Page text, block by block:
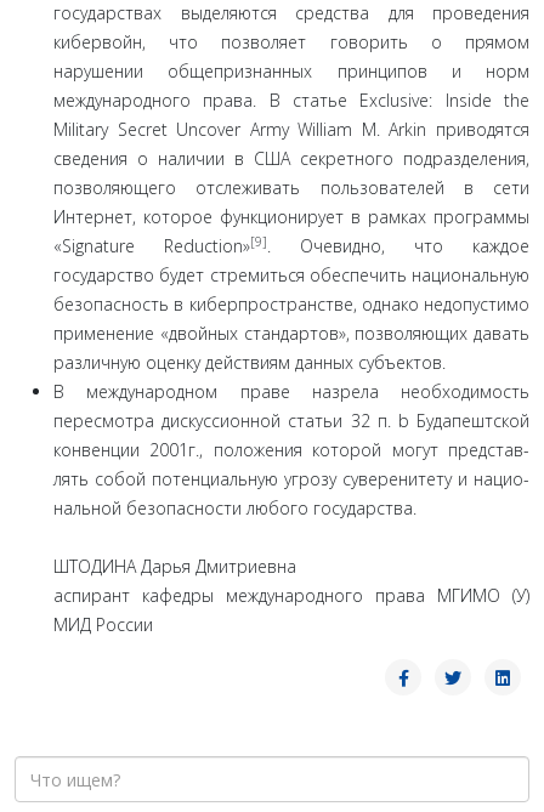
государствах выделяются средства для проведения
кибервойн, что позволяет говорить о прямом
нарушении общепризнанных принципов и норм
международного права. В статье Exclusive: Inside the
Military Secret Uncover Army William M. Arkin приводятся
сведения о наличии в США секретного подразделения,
позволяющего отслежи­вать пользователей в сети
Интернет, которое функциони­рует в рамках программы
«Signature Reduction»[9]. Очевид­но, что каждое
государство будет стремиться обеспечить национальную
безопасность в киберпространстве, одна­ко недопустимо
применение «двойных стандартов», по­зволяющих давать
различную оценку действиям данных субъектов.
В международном праве назрела необходимость
пересмотра дискуссионной статьи 32 п. b Будапештской
конвенции 2001г., положения которой могут представ­
лять собой потенциальную угрозу суверенитету и нацио­
нальной безопасности любого государства.
ШТОДИНА Дарья Дмитриевна
аспирант кафедры международного права МГИМО (У)
МИД России